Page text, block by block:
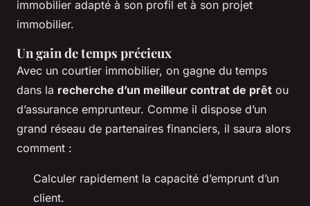
immobilier adapté à son profil et à son projet
immobilier.
Un gain de temps précieux
Avec un courtier immobilier, on gagne du temps
dans la recherche d’un meilleur contrat de prêt ou
d’assurance emprunteur. Comme il dispose d’un
grand réseau de partenaires financiers, il saura alors
comment :
Calculer rapidement la capacité d’emprunt d’un
client.